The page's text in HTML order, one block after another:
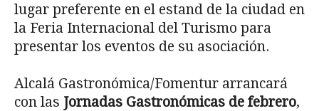
lugar preferente en el estand de la ciudad en
la Feria Internacional del Turismo para
presentar los eventos de su asociación.
Alcalá Gastronómica/Fomentur arrancará
con las Jornadas Gastronómicas de febrero,